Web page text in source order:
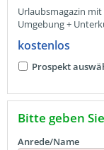
Urlaubsmagazin
Umgebung +
kostenlos
Prospekt
Bitte geben
Anrede/Name